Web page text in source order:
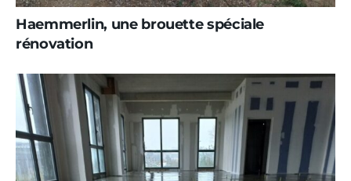
Haemmerlin, une brouette spéciale
rénovation